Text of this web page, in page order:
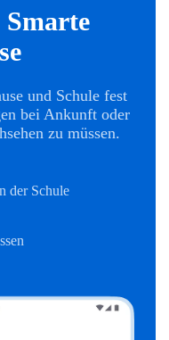
Smarte
und Schule fest
bei Ankunft oder
zu müssen.
der Schule